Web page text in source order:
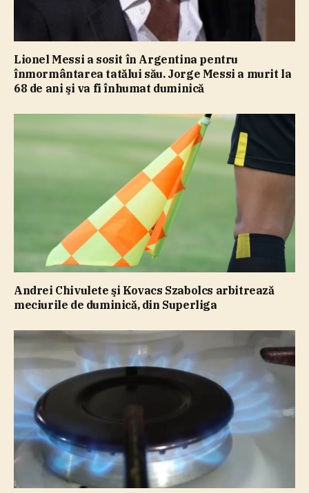
Lionel Messi a sosit în Argentina pentru
înmormântarea tatălui său. Jorge Messi a murit la
68 de ani şi va fi înhumat duminică
Andrei Chivulete şi Kovacs Szabolcs arbitrează
meciurile de duminică, din Superliga